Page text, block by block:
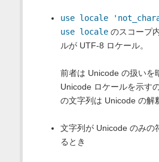
use locale
use localeのスコープ
ルが UTF-8 ロケール。
前者は Unicode の扱いを
Unicode ロケールを示す
の文字列は Unicode の解
文字列が Unicode のみの
るとき